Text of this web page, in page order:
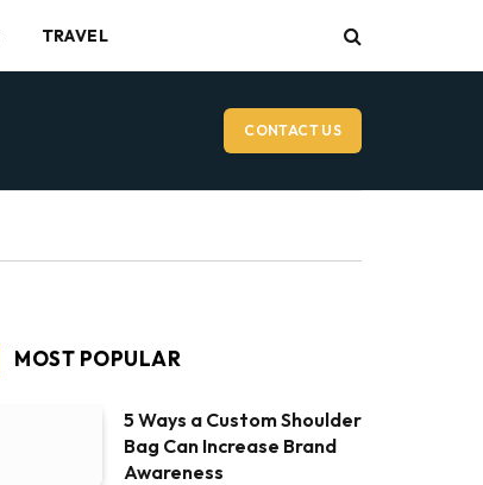
TRAVEL
CONTACT US
MOST POPULAR
5 Ways a Custom Shoulder
Bag Can Increase Brand
Awareness